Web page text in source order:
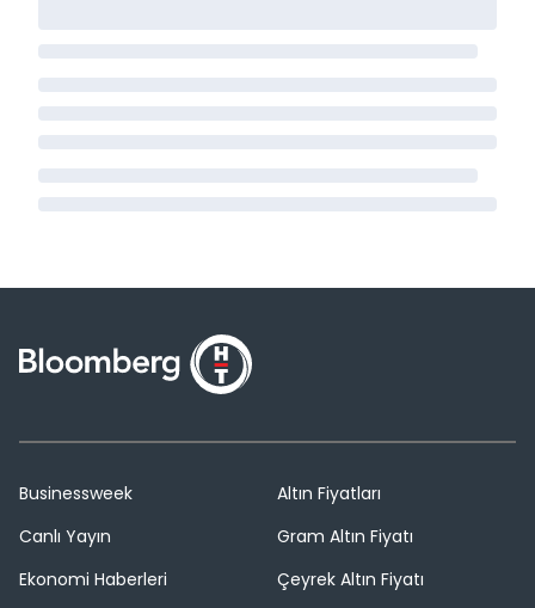
Businessweek
Canlı Yayın
Ekonomi Haberleri
Altın Fiyatları
Gram Altın Fiyatı
Çeyrek Altın Fiyatı